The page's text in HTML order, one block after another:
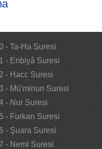
- Ta-Ha Suresi
- Enbiyâ Suresi
- Hacc Suresi
- Mü'minun Suresi
- Nur Suresi
- Furkan Suresi
- Şuara Suresi
- Neml Suresi